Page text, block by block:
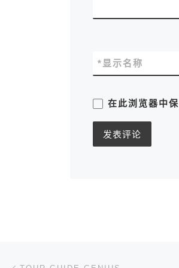
显示名称
*
在此浏览器中
文章导航